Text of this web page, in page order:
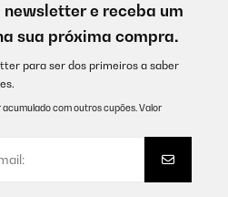
e receba um
sua próxima compra.
para ser dos primeiros a saber
com outros cupões. Valor